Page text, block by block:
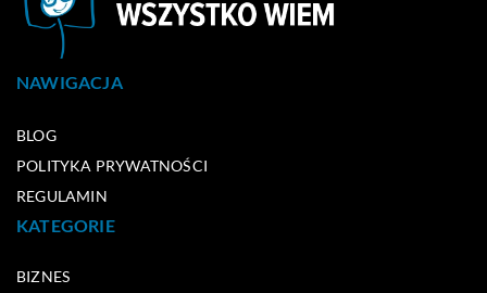
NAWIGACJA
BLOG
POLITYKA PRYWATNOŚCI
REGULAMIN
KATEGORIE
BIZNES